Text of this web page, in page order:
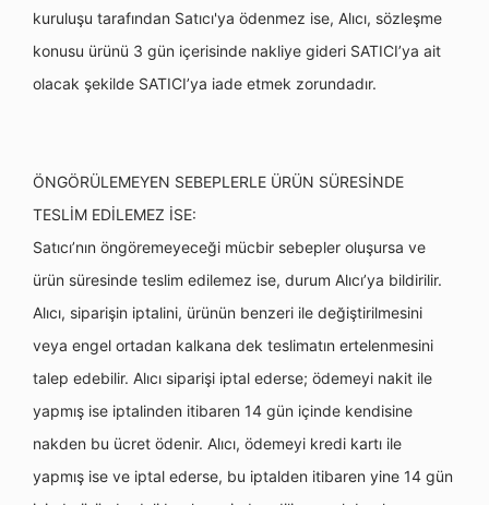
kuruluşu tarafından Satıcı'ya ödenmez ise, Alıcı, sözleşme
konusu ürünü 3 gün içerisinde nakliye gideri SATICI’ya ait
olacak şekilde SATICI’ya iade etmek zorundadır.
ÖNGÖRÜLEMEYEN SEBEPLERLE ÜRÜN SÜRESİNDE
TESLİM EDİLEMEZ İSE:
Satıcı’nın öngöremeyeceği mücbir sebepler oluşursa ve
ürün süresinde teslim edilemez ise, durum Alıcı’ya bildirilir.
Alıcı, siparişin iptalini, ürünün benzeri ile değiştirilmesini
veya engel ortadan kalkana dek teslimatın ertelenmesini
talep edebilir. Alıcı siparişi iptal ederse; ödemeyi nakit ile
yapmış ise iptalinden itibaren 14 gün içinde kendisine
nakden bu ücret ödenir. Alıcı, ödemeyi kredi kartı ile
yapmış ise ve iptal ederse, bu iptalden itibaren yine 14 gün